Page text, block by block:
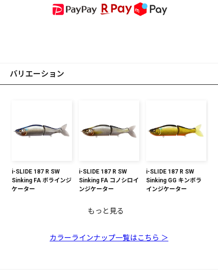
バリエーション
i-SLIDE 187 R SW
Sinking FA ボラインジ
ケーター
i-SLIDE 187 R SW
Sinking FA コノシロイ
ンジケーター
i-SLIDE 187 R SW
Sinking GG キンボラ
インジケーター
レインボー
バック
グレッドヘッド
もっと見る
カラーラインナップ一覧はこちら ＞